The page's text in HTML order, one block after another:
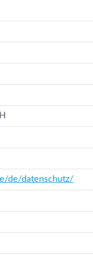
de/datenschutz/